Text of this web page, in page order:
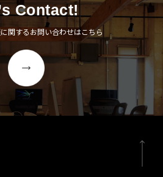
Contact!
関するお問い合わせはこちら